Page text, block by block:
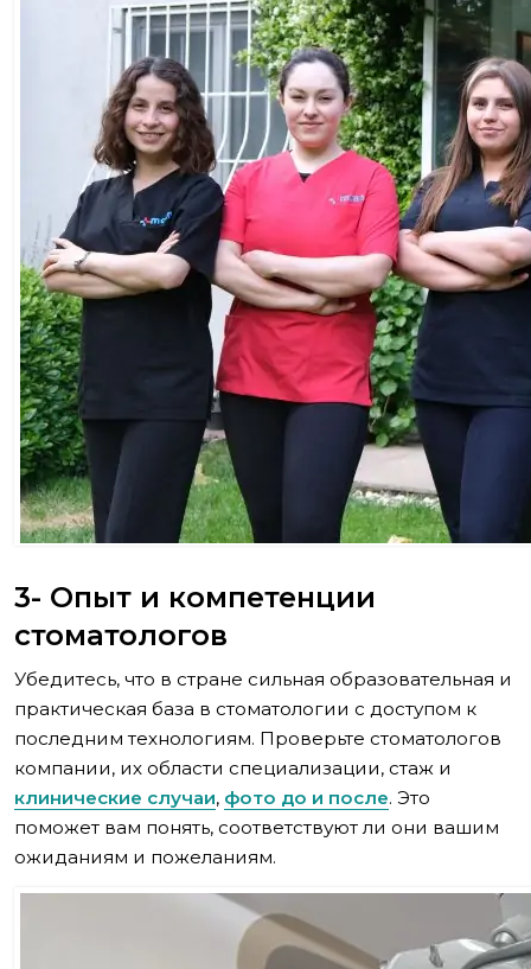
3- Опыт и компетенции
стоматологов
Убедитесь, что в стране сильная образовательная и
практическая база в стоматологии с доступом к
последним технологиям. Проверьте стоматологов
компании, их области специализации, стаж и
клинические случаи, фото до и после. Это
поможет вам понять, соответствуют ли они вашим
ожиданиям и пожеланиям.